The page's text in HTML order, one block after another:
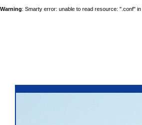
Warning: Smarty error: unable to read resource: ".conf" in